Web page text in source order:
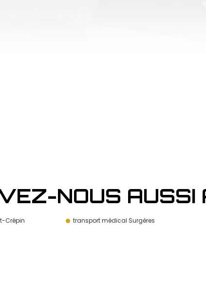
NOUS AUSSI
Crépin transport médical Surgères